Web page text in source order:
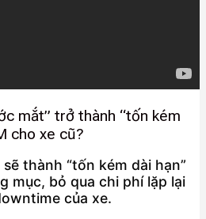
mắt” trở thành “tốn kém
cho xe cũ?
thành “tốn kém dài hạn”
mục, bỏ qua chi phí lặp lại
của xe.